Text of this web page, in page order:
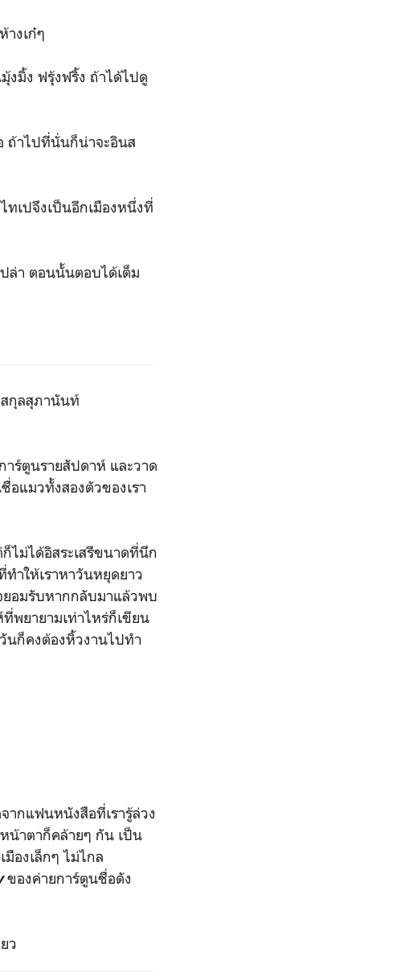
างเก๋ๆ
งมิ้ง ฟรุ้งฟริ้ง ถ้าได้ไปดู
ถ้าไปที่นั่นก็น่าจะอินส
ทเปจึงเป็นอีกเมืองหนึ่งที่
ล่า ตอนนั้นตอบได้เต็ม
สกุลสุภานันท์
ร์ตูนรายสัปดาห์ และวาด
อแมวทั้งสองตัวของเรา
ไม่ได้อิสระเสรีขนาดที่นึก
ำให้เราหาวันหยุดยาว
ยอมรับหากกลับมาแล้วพบ
พยายามเท่าไหร่ก็เขียน
นก็คงต้องหิ้วงานไปทำ
ากแฟนหนังสือที่เรารู้ล่วง
น้าตาก็คล้ายๆ กัน เป็น
องเล็กๆ ไม่ไกล
ของค่ายการ์ตูนชื่อดัง
ว